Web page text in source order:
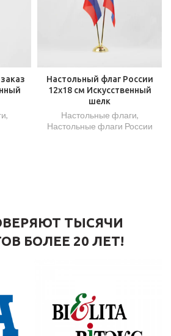
,
Настольный флаг России
12х18 см Искусственный
шелк
Настольные флаги,
Настольные флаги России
ТЫСЯЧИ
БОЛЕЕ 20 ЛЕТ!